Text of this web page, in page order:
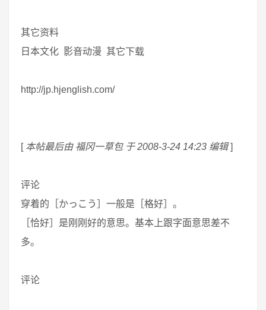
其它资料
日本文化 影音动漫 其它下载
http://jp.hjenglish.com/
[本帖最后由 福冈一草包 于 2008-3-24 14:23 编辑]
评论
穿着的［かっこう］一般是［格好］。
［恰好］是刚刚好的意思。基本上跟字面意思差不
多。
评论